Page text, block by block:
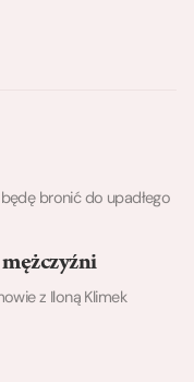
bronić do upadłego
z Iloną Klimek